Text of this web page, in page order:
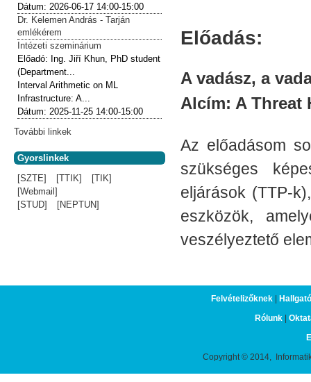
Előadás:
A vadász, a
Alcím: A Threat
Az előadásom
szükséges
eljárások (TTP-
eszközök,
veszélyeztető
Dátum: 2026-06-17 14:00-15:00
Dr. Kelemen András - Tarján
emlékérem
Intézeti szeminárium
Előadó: Ing. Jiří Khun, PhD student
(Department...
Interval Arithmetic on ML
Infrastructure: A...
Dátum: 2025-11-25 14:00-15:00
További linkek
Gyorslinkek
[SZTE]
[TTIK]
[TIK]
[Webmail]
[STUD]
[NEPTUN]
Felvételizőknek|
Rólunk|
Copyright © 2014,